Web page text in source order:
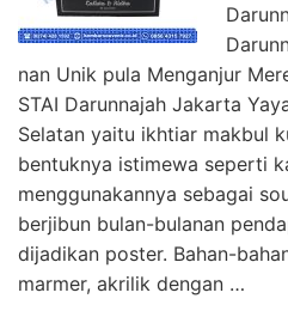
nan Unik pula Menganjur
STAI Darunnajah Jakarta
Selatan yaitu ikhtiar makbul
bentuknya istimewa seperti
menggunakannya sebagai
berjibun bulan-bulanan
dijadikan poster. Bahan-
marmer, akrilik dengan …